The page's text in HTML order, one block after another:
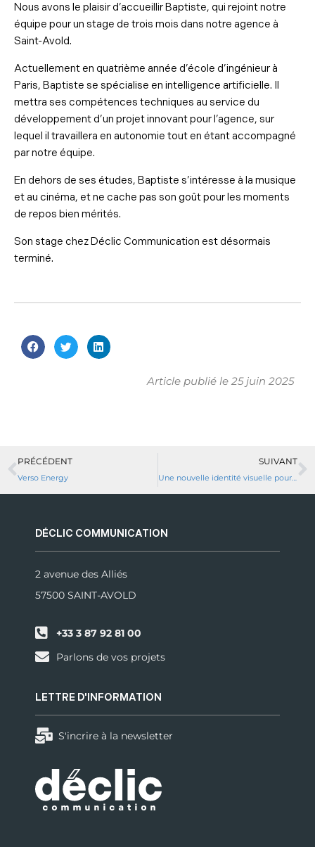
Nous avons le plaisir d’accueillir Baptiste, qui rejoint notre
équipe pour un stage de trois mois dans notre agence à
Saint-Avold.
Actuellement en quatrième année d’école d’ingénieur à
Paris, Baptiste se spécialise en intelligence artificielle. Il
mettra ses compétences techniques au service du
développement d’un projet innovant pour l’agence, sur
lequel il travaillera en autonomie tout en étant accompagné
par notre équipe.
En dehors de ses études, Baptiste s’intéresse à la musique
et au cinéma, et ne cache pas son goût pour les moments
de repos bien mérités.
Son stage chez Déclic Communication est désormais
terminé.
Article publié le 25 juin 2025
PRÉCÉDENT
Verso Energy
SUIVANT
Une nouvelle identité visuelle pour l’Office de Tourisme du Pays de Forbach !
DÉCLIC COMMUNICATION
2 avenue des Alliés
57500 SAINT-AVOLD
+33 3 87 92 81 00
Parlons de vos projets
LETTRE D'INFORMATION
S'incrire à la newsletter